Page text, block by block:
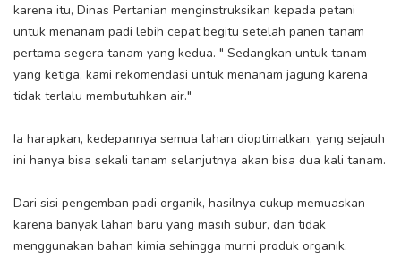
karena itu, Dinas Pertanian menginstruksikan kepada petani
untuk menanam padi lebih cepat begitu setelah panen tanam
pertama segera tanam yang kedua. " Sedangkan untuk tanam
yang ketiga, kami rekomendasi untuk menanam jagung karena
tidak terlalu membutuhkan air."
Ia harapkan, kedepannya semua lahan dioptimalkan, yang sejauh
ini hanya bisa sekali tanam selanjutnya akan bisa dua kali tanam.
Dari sisi pengemban padi organik, hasilnya cukup memuaskan
karena banyak lahan baru yang masih subur, dan tidak
menggunakan bahan kimia sehingga murni produk organik.